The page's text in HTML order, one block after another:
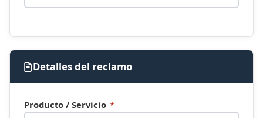
Detalles del reclamo
Producto / Servicio *